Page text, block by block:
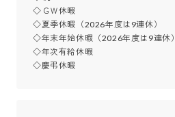
◇ＧＷ休暇
◇夏季休暇（2026年度は9連休）
◇年末年始休暇（2026年度は9連休）
◇年次有給休暇
◇慶弔休暇